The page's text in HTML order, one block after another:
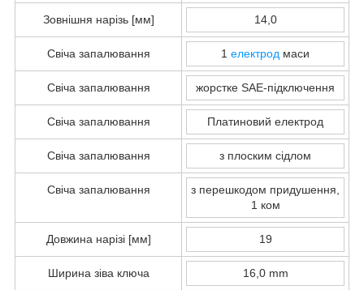
Зовнішня нарізь [мм] 14,0
Свіча запалювання 1 електрод маси
Свіча запалювання жорстке SAE-підключення
Свіча запалювання Платиновий електрод
Свіча запалювання з плоским сідлом
Свіча запалювання
з перешкодом придушення,
1 ком
Довжина нарізі [мм] 19
Ширина зіва ключа 16,0 mm